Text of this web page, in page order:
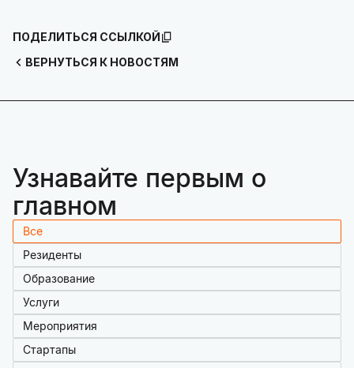
ВЕРНУТЬСЯ К НОВОСТЯМ
ПОДЕЛИТЬСЯ ССЫЛКОЙ
Узнавайте первым о
главном
Все
Резиденты
Образование
Услуги
Мероприятия
Стартапы